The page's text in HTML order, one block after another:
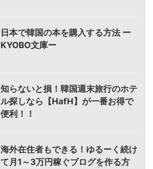
日本で韓国の本を購入する方法 ー
KYOBO文庫ー
知らないと損！韓国週末旅行のホテ
ル探しなら【HafH】が一番お得で
便利！！
海外在住者もできる！ゆるーく続け
て月1～3万円稼ぐブログを作る方